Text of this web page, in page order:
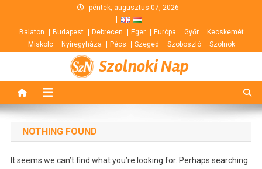
content
péntek, augusztus 07, 2026
Balaton Budapest Debrecen Eger Európa Győr
Kecskemét
Miskolc
Nyíregyháza Pécs Szeged Szoboszló Szolnok
Szolnoki Nap
NOTHING FOUND
It seems we can’t find what you’re looking for. Perhaps searching